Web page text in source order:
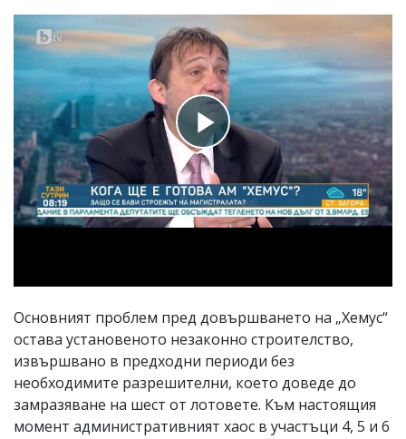
Основният проблем пред довършването на „Хемус“
остава установеното незаконно строителство,
извършвано в предходни периоди без
необходимите разрешителни, което доведе до
замразяване на шест от лотовете. Към настоящия
момент административният хаос в участъци 4, 5 и 6